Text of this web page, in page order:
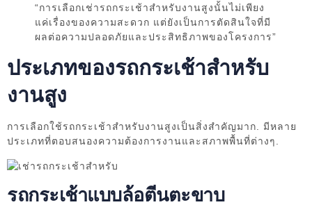
“การเลือกเช่ารถกระเช้าสำหรับงานสูงนั้นไม่เพียง
แค่เรื่องของความสะดวก แต่ยังเป็นการตัดสินใจที่มี
ผลต่อความปลอดภัยและประสิทธิภาพของโครงการ”
ประเภทของรถกระเช้าสำหรับ
งานสูง
การเลือกใช้รถกระเช้าสำหรับงานสูงเป็นสิ่งสำคัญมาก. มีหลาย
ประเภทที่ตอบสนองความต้องการงานและสภาพพื้นที่ต่างๆ.
รถกระเช้าแบบล้อตีนตะขาบ